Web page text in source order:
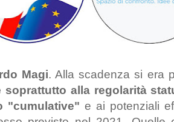
Magi. Alla scadenza si era
soprattutto alla regolarità
"cumulative" e ai potenziali